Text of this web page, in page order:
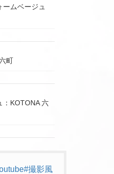
ームベージュ
町
：KOTONA 六
#撮影風